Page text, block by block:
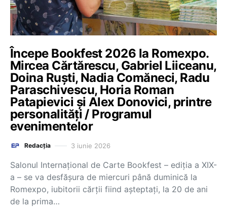
Începe Bookfest 2026 la Romexpo.
Mircea Cărtărescu, Gabriel Liiceanu,
Doina Ruști, Nadia Comăneci, Radu
Paraschivescu, Horia Roman
Patapievici și Alex Donovici, printre
personalități / Programul
evenimentelor
Redacția 3 iunie 2026
Salonul Internațional de Carte Bookfest – ediția a XIX-
a – se va desfășura de miercuri până duminică la
Romexpo, iubitorii cărții fiind așteptați, la 20 de ani
de la prima…